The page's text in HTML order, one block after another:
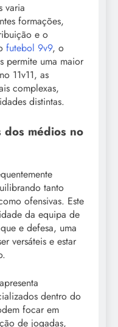
varia
formações,
e o
futebol 9v9, o
permite uma maior
11v11, as
complexas,
distintas.
dos médios no
tanto
ofensivas. Este
da equipa de
e defesa, uma
versáteis e estar
dentro do
focar em
de jogadas,